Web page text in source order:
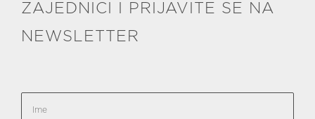
ZAJEDNICI I PRIJAVITE SE NA
NEWSLETTER